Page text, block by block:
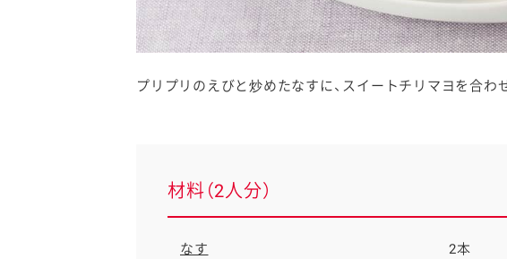
プリプリのえびと炒めたなすに、スイートチリマヨを合わ
材料（2人分）
なす 2本